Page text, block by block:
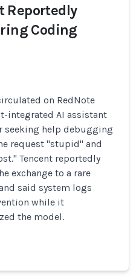
Reportedly
Coding
on RedNote
integrated AI assistant
seeking help debugging
request "stupid" and
Tencent reportedly
exchange to a rare
said system logs
while it
the model.